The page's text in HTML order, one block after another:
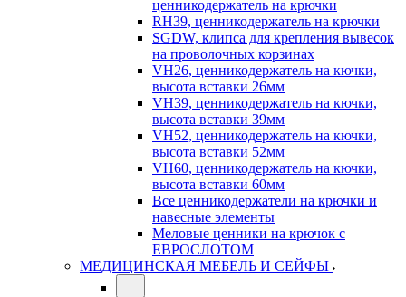
ценникодержатель на крючки
RH39, ценникодержатель на крючки
SGDW, клипса для крепления вывесок
на проволочных корзинах
VH26, ценникодержатель на кючки,
высота вставки 26мм
VH39, ценникодержатель на кючки,
высота вставки 39мм
VH52, ценникодержатель на кючки,
высота вставки 52мм
VH60, ценникодержатель на кючки,
высота вставки 60мм
Все ценникодержатели на крючки и
навесные элементы
Меловые ценники на крючок с
ЕВРОСЛОТОМ
МЕДИЦИНСКАЯ МЕБЕЛЬ И СЕЙФЫ